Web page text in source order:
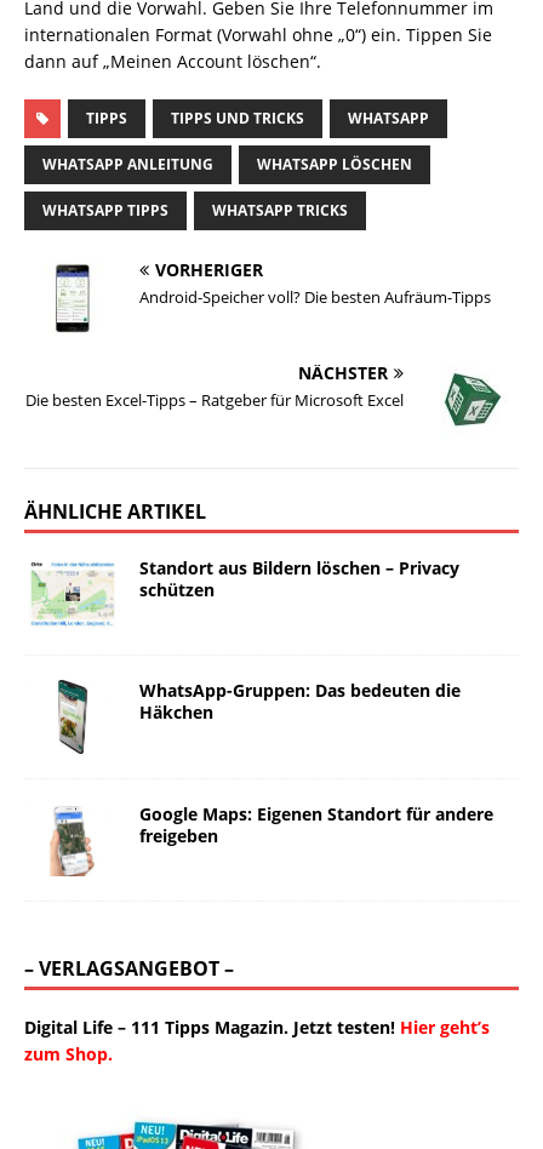
Land und die Vorwahl. Geben Sie Ihre Telefonnummer im
internationalen Format (Vorwahl ohne „0“) ein. Tippen Sie
dann auf „Meinen Account löschen“.
TIPPS TIPPS UND TRICKS WHATSAPP
WHATSAPP ANLEITUNG WHATSAPP LÖSCHEN
WHATSAPP TIPPS WHATSAPP TRICKS
VORHERIGER
Android-Speicher voll? Die besten Aufräum-Tipps
NÄCHSTER
Die besten Excel-Tipps – Ratgeber für Microsoft Excel
ÄHNLICHE ARTIKEL
Standort aus Bildern löschen – Privacy
schützen
WhatsApp-Gruppen: Das bedeuten die
Häkchen
Google Maps: Eigenen Standort für andere
freigeben
– VERLAGSANGEBOT –
Digital Life – 111 Tipps Magazin. Jetzt testen! Hier geht’s
zum Shop.